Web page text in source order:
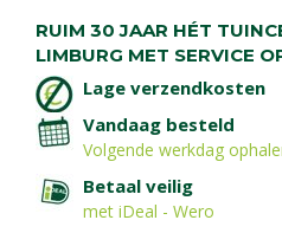
RUIM 30 JAAR HÉT
LIMBURG MET SERVICE
Lage verzendkosten
Vandaag besteld
Volgende werkdag
Betaal veilig
met iDeal - Wero